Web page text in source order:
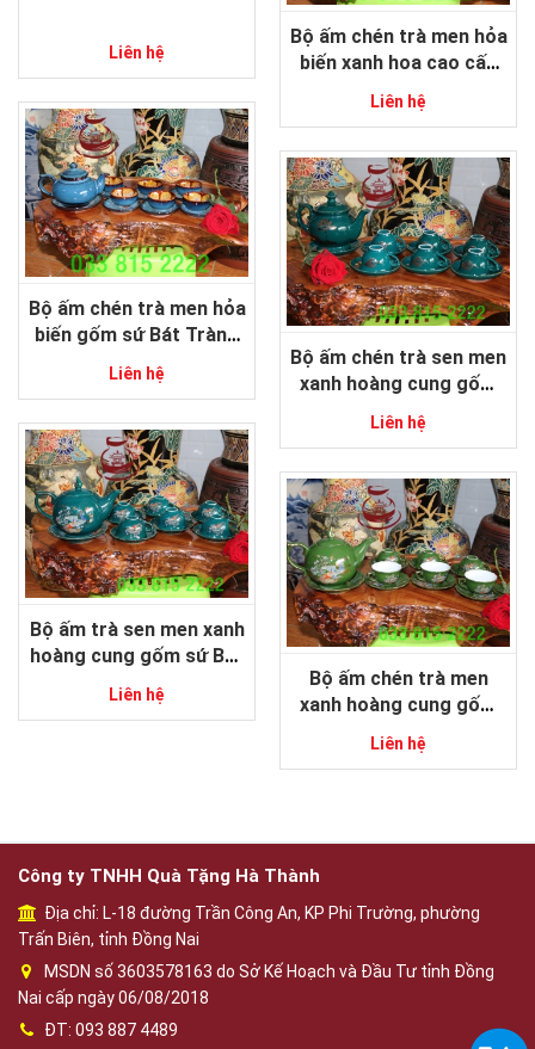
Liên hệ
Bộ ấm chén trà men hỏa
biến xanh hoa cao cấp
Liên hệ
Bộ ấm chén trà men hỏa
biến gốm sứ Bát Tràng
Liên hệ
Bộ ấm chén trà sen men
xanh hoàng cung gốm
Liên hệ
Bộ ấm trà sen men xanh
hoàng cung gốm sứ Bát
Liên hệ
Bộ ấm chén trà men
xanh hoàng cung gốm
Liên hệ
Công ty TNHH Quà Tặng Hà Thành
Địa chỉ: L-18 đường Trần Công An, KP Phi Trường, phường
Trấn Biên, tỉnh Đồng Nai
MSDN số 3603578163 do Sở Kế Hoạch và Đầu Tư tỉnh Đồng
Nai cấp ngày 06/08/2018
ĐT: 093 887 4489